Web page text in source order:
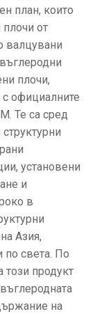
план, които
от
валцувани
плочи,
официалните
Те са сред
установени
и
в
Азия,
по света. По
този продукт
на